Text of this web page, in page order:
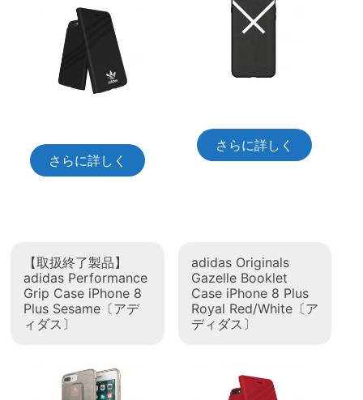
さらに詳しく
さらに詳しく
【取扱終了製品】
adidas Performance
Grip Case iPhone 8
Plus Sesame〔アデ
ィダス〕
adidas Originals
Gazelle Booklet
Case iPhone 8 Plus
Royal Red/White〔ア
ディダス〕